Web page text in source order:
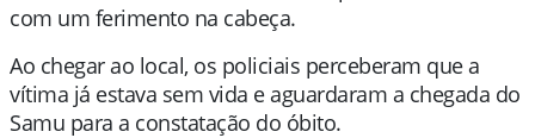
com um ferimento na cabeça.
Ao chegar ao local, os policiais perceberam que a
vítima já estava sem vida e aguardaram a chegada do
Samu para a constatação do óbito.